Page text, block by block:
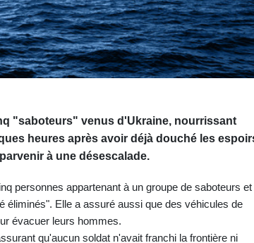
"saboteurs" venus d'Ukraine, nourrissant
heures après avoir déjà douché les
à une désescalade.
personnes appartenant à un groupe de saboteurs et
éliminés". Elle a assuré aussi que des véhicules de
évacuer leurs hommes.
qu'aucun soldat n'avait franchi la frontière ni